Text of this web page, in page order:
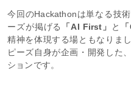
今回のHackathonは単なる技
ーズが掲げる
「AI First」 と
精神を体現する場ともなりま
ピーズ自身が企画・開発した
ションです。